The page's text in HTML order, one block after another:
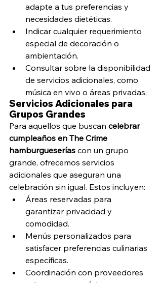
adapte a tus preferencias y
necesidades dietéticas.
Indicar cualquier requerimiento
especial de decoración o
ambientación.
Consultar sobre la disponibilidad
de servicios adicionales, como
música en vivo o áreas privadas.
Servicios Adicionales para
Grupos Grandes
Para aquellos que buscan celebrar
cumpleaños en The Crime
hamburgueserías con un grupo
grande, ofrecemos servicios
adicionales que aseguran una
celebración sin igual. Estos incluyen:
Áreas reservadas para
garantizar privacidad y
comodidad.
Menús personalizados para
satisfacer preferencias culinarias
específicas.
Coordinación con proveedores